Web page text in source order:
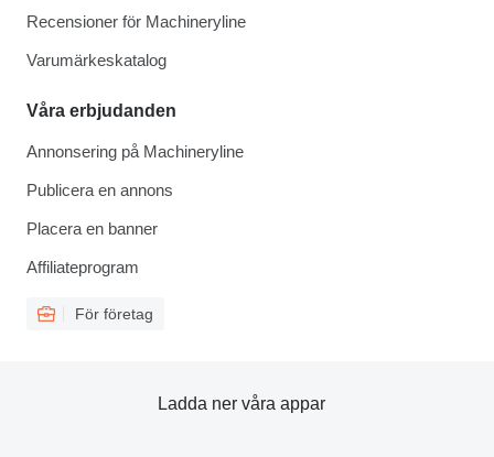
Recensioner för Machineryline
Varumärkeskatalog
Våra erbjudanden
Annonsering på Machineryline
Publicera en annons
Placera en banner
Affiliateprogram
För företag
Ladda ner våra appar